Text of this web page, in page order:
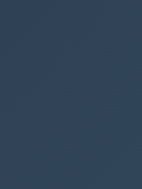
编码的清洁布，避免交叉污染
户指出的重点区域